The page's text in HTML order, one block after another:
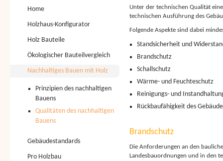
Home
Holzhaus-Konfigurator
Holz Bauteile
Ökologischer Bauteilvergleich
Nachhaltiges Bauen mit Holz
Prinzipien des nachhaltigen
Bauens
Qualitäten des nachhaltigen
Bauens
Gebäudestandards
Pro Holzbau
Unter der technischen Qualität
technischen Ausführung des
Folgende Aspekte sind dabei
Standsicherheit und
Brandschutz
Schallschutz
Wärme- und Feuchteschutz
Reinigungs- und
Rückbaufähigkeit des
Brandschutz
Die Anforderungen an den
Landesbauordnungen und in den